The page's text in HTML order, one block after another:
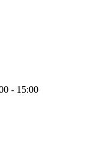
- 15:00